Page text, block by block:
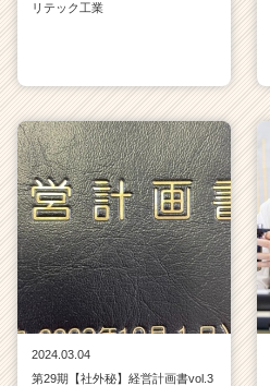
リテック工業
2024.03.04
第29期【社外秘】経営計画書vol.3